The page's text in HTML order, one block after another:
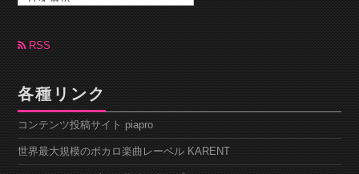
カ
ブ RSS
各種リンク
コンテンツ投稿サイト piapro
世界最大規模のボカロ楽曲レーベル KARENT